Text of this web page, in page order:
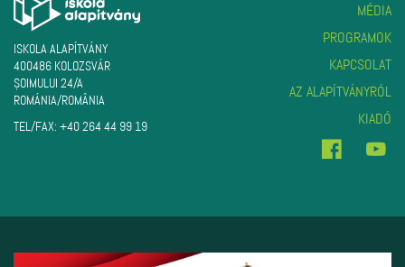
ISKOLA ALAPÍTVÁNY
400486 KOLOZSVÁR
ŞOIMULUI 24/A
ROMÁNIA/ROMÂNIA
TEL/FAX: +40 264 44 99 19
MÉDIA
PROGRAMOK
KAPCSOLAT
AZ ALAPÍTVÁNYRÓL
KIADÓ